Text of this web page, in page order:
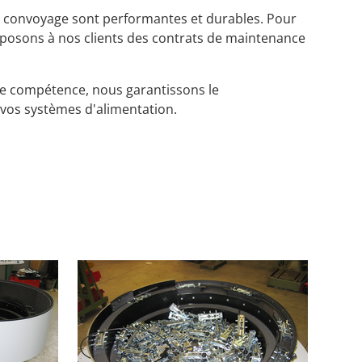
sont performantes et durables. Pour
à nos clients des contrats de maintenance
compétence, nous garantissons le
systèmes d'alimentation.